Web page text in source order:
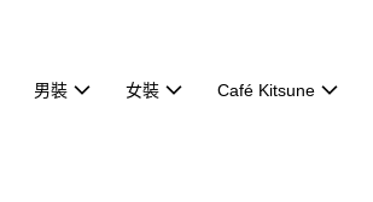
男裝 女裝 Café Kitsune